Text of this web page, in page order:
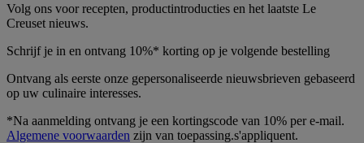
Volg ons voor recepten, productintroducties en het laatste Le
Creuset nieuws.
Schrijf je in en ontvang 10%* korting op je volgende bestelling
Ontvang als eerste onze gepersonaliseerde nieuwsbrieven gebaseerd
op uw culinaire interesses.
*Na aanmelding ontvang je een kortingscode van 10% per e-mail.
Algemene voorwaarden zijn van toepassing.s'appliquent.